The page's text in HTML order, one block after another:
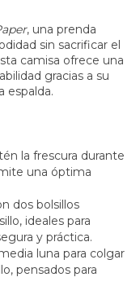
, una prenda
sin sacrificar el
camisa ofrece una
gracias a su
espalda.
la frescura durante
una óptima
dos bolsillos
ideales para
y práctica.
luna para colgar
pensados para